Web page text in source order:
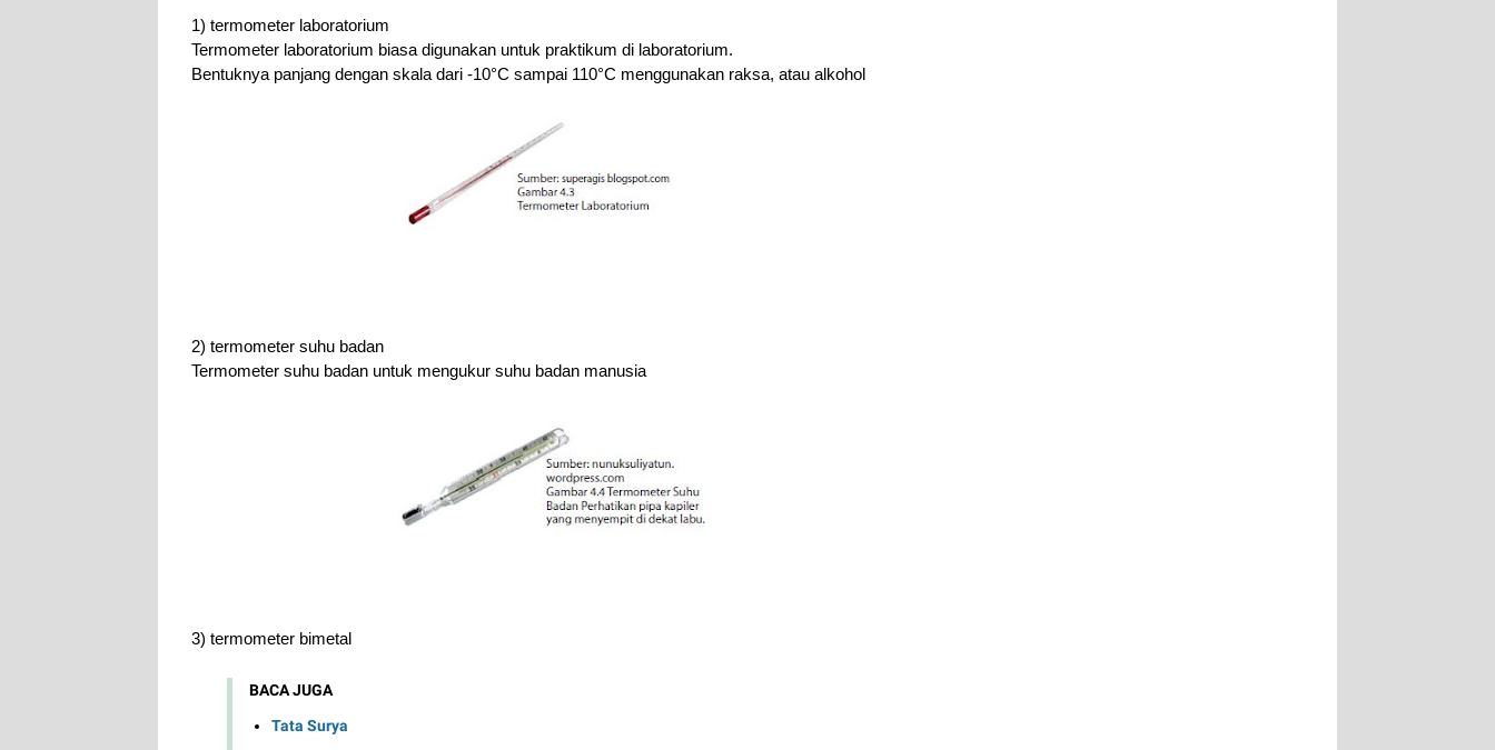
1) termometer laboratorium
Termometer laboratorium biasa digunakan untuk praktikum di laboratorium.
Bentuknya panjang dengan skala dari -10°C sampai 110°C menggunakan raksa, atau alkohol
2) termometer suhu badan
Termometer suhu badan untuk mengukur suhu badan manusia
3) termometer bimetal
BACA JUGA
Tata Surya